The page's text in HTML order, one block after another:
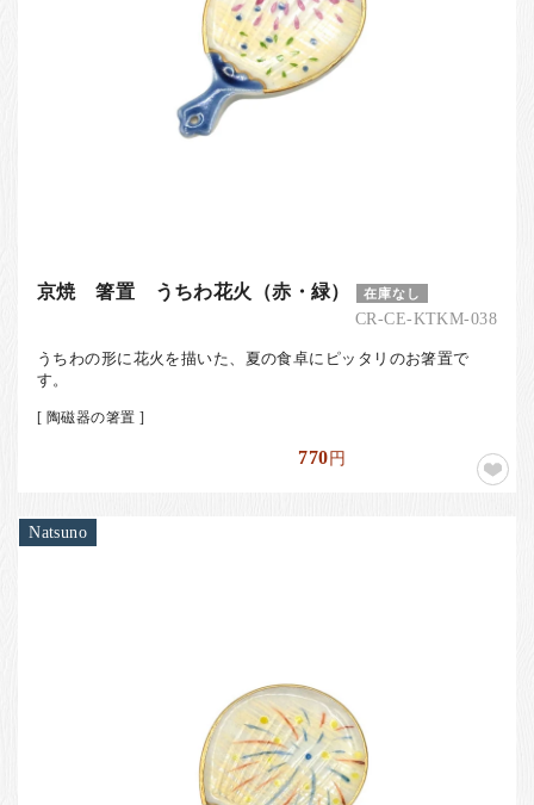
京焼 箸置 うちわ花火（赤・緑） 在庫なし
CR-CE-KTKM-038
うちわの形に花火を描いた、夏の食卓にピッタリのお箸置で
す。
[ 陶磁器の箸置 ]
770円
Natsuno